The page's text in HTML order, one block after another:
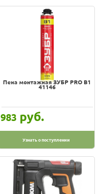
Пена монтажная ЗУБР PRO B1
41146
983 руб.
Узнать о поступлении